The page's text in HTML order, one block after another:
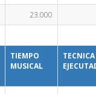
23.000
TIEMPO
MUSICAL